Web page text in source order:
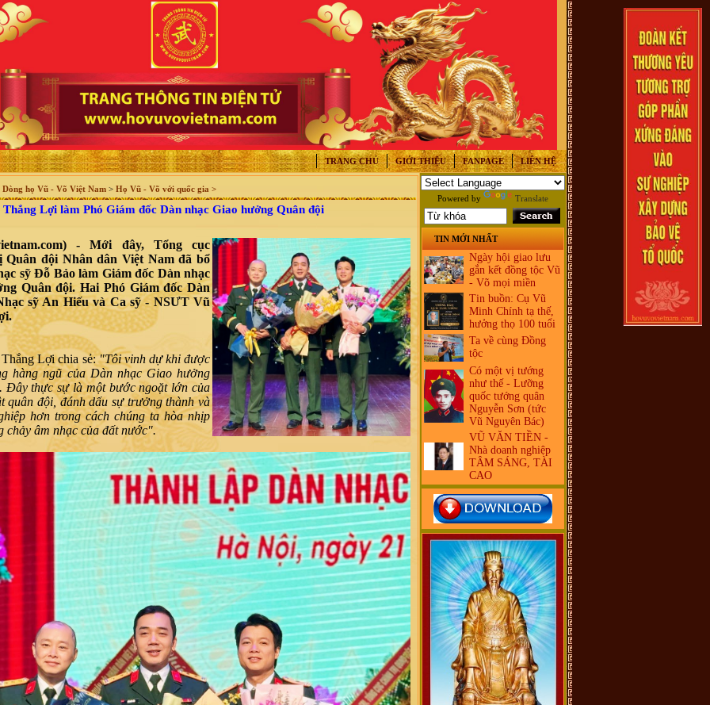
TRANG CHỦ GIỚI THIỆU FANPAGE LIÊN HỆ
Dòng họ Vũ - Võ Việt Nam > Họ Vũ - Võ với quốc gia >
Thắng Lợi làm Phó Giám đốc Dàn nhạc Giao hưởng Quân đội
- Mới đây, Tổng cục
đội Nhân dân Việt Nam đã bổ
sỹ Đỗ Bảo làm Giám đốc Dàn nhạc
Quân đội. Hai Phó Giám đốc Dàn
sỹ An Hiếu và Ca sỹ - NSƯT Vũ
Lợi chia sẻ:"Tôi vinh dự khi được
hàng ngũ của Dàn nhạc Giao hưởng
Đây thực sự là một bước ngoặt lớn của
quân đội, đánh dấu sự trưởng thành và
hơn trong cách chúng ta hòa nhịp
chảy âm nhạc của đất nước".
Powered by Translate
TIN MỚI NHẤT
Ngày hội giao lưu
gắn kết đồng tộc Vũ
- Võ mọi miền
Tin buồn: Cụ Vũ
Minh Chính tạ thế,
hưởng thọ 100 tuổi
Ta về cùng Đồng
tộc
Có một vị tướng
như thế - Lưỡng
quốc tướng quân
Nguyễn Sơn (tức
Vũ Nguyên Bác)
VŨ VĂN TIỀN -
Nhà doanh nghiệp
TÂM SÁNG, TÀI
CAO